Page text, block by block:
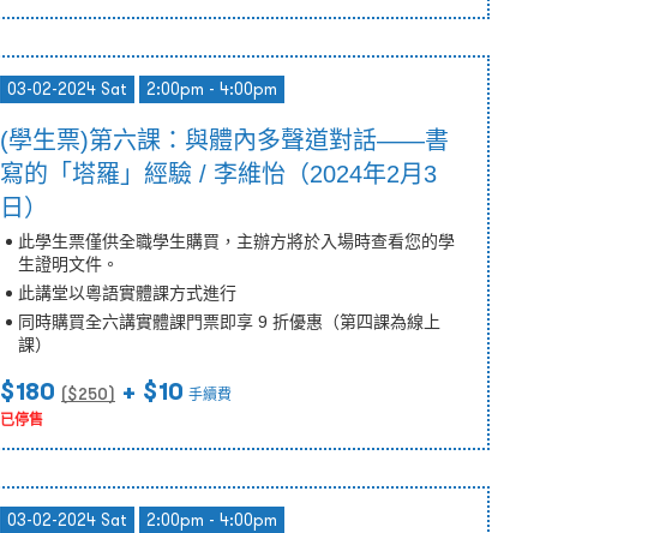
03-02-2024 Sat 2:00pm - 4:00pm
(學生票)第六課：與體內多聲道對話——書
寫的「塔羅」經驗 / 李維怡（2024年2月3
日）
此學生票僅供全職學生購買，主辦方將於入場時查看您的學
生證明文件。
此講堂以粵語實體課方式進行
同時購買全六講實體課門票即享 9 折優惠（第四課為線上
課）
$180 ($250) + $10 手續費
已停售
03-02-2024 Sat 2:00pm - 4:00pm